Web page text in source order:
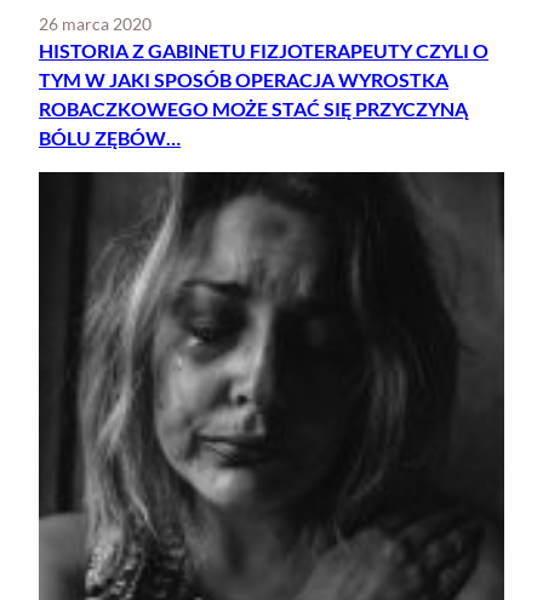
26 marca 2020
HISTORIA Z GABINETU FIZJOTERAPEUTY CZYLI O
TYM W JAKI SPOSÓB OPERACJA WYROSTKA
ROBACZKOWEGO MOŻE STAĆ SIĘ PRZYCZYNĄ
BÓLU ZĘBÓW…